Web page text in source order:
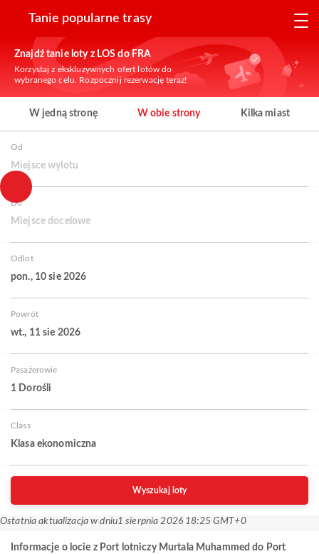
Tanie popularne trasy
Znajdź tanie loty z LOS do FRA
Korzystaj z ekskluzywnych ofert lotów do
wybranego celu. Rozpocznij rezerwację teraz!
W jedną stronę W obie strony Kilka miast
Od
Miejsce wylotu
Do
Miejsce docelowe
Odlot
pon., 10 sie 2026
Powrót
wt., 11 sie 2026
Pasażerowie
1 Dorośli
Class
Klasa ekonomiczna
Wyszukaj loty
Ostatnia aktualizacja w dniu1 sierpnia 2026 18:25 GMT+0
Informacje o locie z Port lotniczy Murtala Muhammed do Port